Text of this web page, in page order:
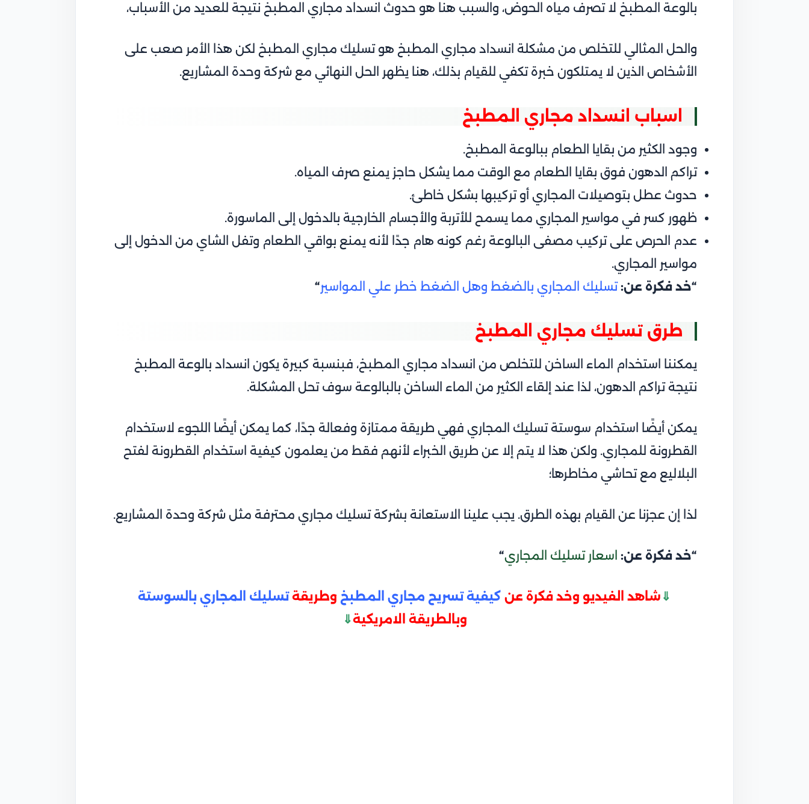
بالوعة المطبخ لا تصرف مياه الحوض، والسبب هنا هو حدوث انسداد مجاري المطبخ نتيجة للعديد من الأسباب،
والحل المثالي للتخلص من مشكلة انسداد مجاري المطبخ هو تسليك مجاري المطبخ لكن هذا الأمر صعب على
الأشخاص الذين لا يمتلكون خبرة تكفي للقيام بذلك، هنا يظهر الحل النهائي مع شركة وحدة المشاريع.
اسباب انسداد مجاري المطبخ
وجود الكثير من بقايا الطعام ببالوعة المطبخ.
تراكم الدهون فوق بقايا الطعام مع الوقت مما يشكل حاجز يمنع صرف المياه.
حدوث عطل بتوصيلات المجاري أو تركيبها بشكل خاطئ.
ظهور كسر في مواسير المجاري مما يسمح للأتربة والأجسام الخارجية بالدخول إلى الماسورة.
عدم الحرص على تركيب مصفى البالوعة رغم كونه هام جدًا لأنه يمنع بواقي الطعام وتفل الشاي من الدخول إلى
مواسير المجاري.
“خد فكرة عن:تسليك المجاري بالضغط وهل الضغط خطر علي المواسير“
طرق تسليك مجاري المطبخ
يمكننا استخدام الماء الساخن للتخلص من انسداد مجاري المطبخ، فبنسبة كبيرة يكون انسداد بالوعة المطبخ
نتيجة تراكم الدهون، لذا عند إلقاء الكثير من الماء الساخن بالبالوعة سوف تحل المشكلة.
يمكن أيضًا استخدام سوستة تسليك المجاري فهي طريقة ممتازة وفعالة جدًا، كما يمكن أيضًا اللجوء لاستخدام
القطرونة للمجاري. ولكن هذا لا يتم إلا عن طريق الخبراء لأنهم فقط من يعلمون كيفية استخدام القطرونة لفتح
البلاليع مع تحاشي مخاطرها؛
لذا إن عجزنا عن القيام بهذه الطرق. يجب علينا الاستعانة بشركة تسليك مجاري محترفة مثل شركة وحدة المشاريع.
“خد فكرة عن: اسعار تسليك المجاري“
⇓ شاهد الفيديو وخد فكرة عن كيفية تسريح مجاري المطبخ وطريقةتسليك المجاري بالسوستة
وبالطريقة الامريكية⇓